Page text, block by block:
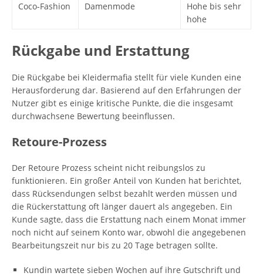
Coco-Fashion Damenmode
Hohe bis sehr
hohe
Rückgabe und Erstattung
Die Rückgabe bei Kleidermafia stellt für viele Kunden eine
Herausforderung dar. Basierend auf den Erfahrungen der
Nutzer gibt es einige kritische Punkte, die die insgesamt
durchwachsene Bewertung beeinflussen.
Retoure-Prozess
Der Retoure Prozess scheint nicht reibungslos zu
funktionieren. Ein großer Anteil von Kunden hat berichtet,
dass Rücksendungen selbst bezahlt werden müssen und
die Rückerstattung oft länger dauert als angegeben. Ein
Kunde sagte, dass die Erstattung nach einem Monat immer
noch nicht auf seinem Konto war, obwohl die angegebenen
Bearbeitungszeit nur bis zu 20 Tage betragen sollte.
Kundin wartete sieben Wochen auf ihre Gutschrift und